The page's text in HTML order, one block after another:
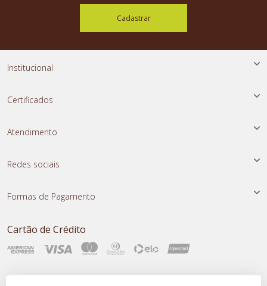
Cadastrar
Institucional
Certificados
Atendimento
Redes sociais
Formas de Pagamento
Cartão de Crédito
Transferência Instantânea